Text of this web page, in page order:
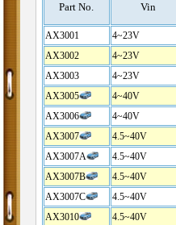
Part No. Vin
AX3001 4~23V
AX3002
4~23V
AX3003
4~23V
AX3005
4~40V
AX3006
4~40V
AX3007
4.5~40V
AX3007A
4.5~40V
AX3007B
4.5~40V
AX3007C
4.5~40V
AX3010
4.5~40V